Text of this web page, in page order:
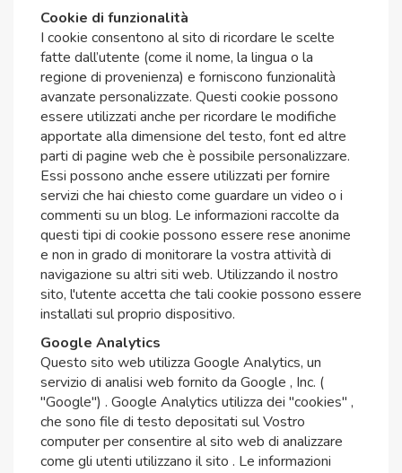
Cookie di funzionalità
I cookie consentono al sito di ricordare le scelte
fatte dall’utente (come il nome, la lingua o la
regione di provenienza) e forniscono funzionalità
avanzate personalizzate. Questi cookie possono
essere utilizzati anche per ricordare le modifiche
apportate alla dimensione del testo, font ed altre
parti di pagine web che è possibile personalizzare.
Essi possono anche essere utilizzati per fornire
servizi che hai chiesto come guardare un video o i
commenti su un blog. Le informazioni raccolte da
questi tipi di cookie possono essere rese anonime
e non in grado di monitorare la vostra attività di
navigazione su altri siti web. Utilizzando il nostro
sito, l'utente accetta che tali cookie possono essere
installati sul proprio dispositivo.
Google Analytics
Questo sito web utilizza Google Analytics, un
servizio di analisi web fornito da Google , Inc. (
"Google") . Google Analytics utilizza dei "cookies" ,
che sono file di testo depositati sul Vostro
computer per consentire al sito web di analizzare
come gli utenti utilizzano il sito . Le informazioni